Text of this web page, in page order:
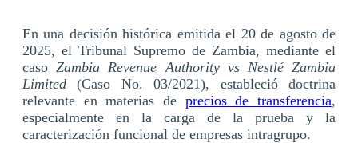
En una decisión histórica emitida el 20 de agosto de
2025, el Tribunal Supremo de Zambia, mediante el
casoZambia Revenue Authority vs Nestlé Zambia
Limited (Caso No. 03/2021), estableció doctrina
relevante en materias de precios de transferencia,
especialmente en la carga de la prueba y la
caracterización funcional de empresas intragrupo.